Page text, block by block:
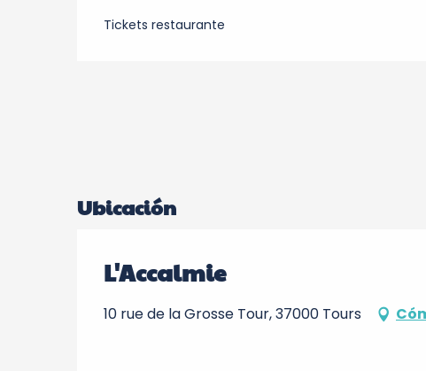
Tickets restaurante
Ubicación
L'Accalmie
10 rue de la Grosse Tour, 37000 Tours